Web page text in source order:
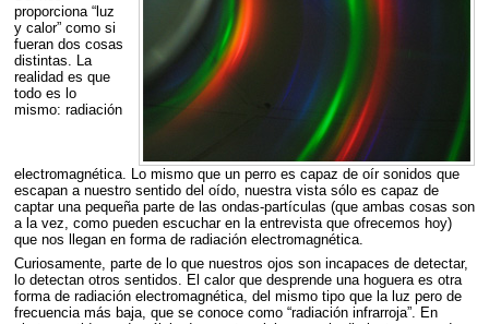
proporciona “luz
y calor” como si
fueran dos cosas
distintas. La
realidad es que
todo es lo
mismo: radiación
electromagnética. Lo mismo que un perro es capaz de oír sonidos que
escapan a nuestro sentido del oído, nuestra vista sólo es capaz de
captar una pequeña parte de las ondas-partículas (que ambas cosas son
a la vez, como pueden escuchar en la entrevista que ofrecemos hoy)
que nos llegan en forma de radiación electromagnética.
Curiosamente, parte de lo que nuestros ojos son incapaces de detectar,
lo detectan otros sentidos. El calor que desprende una hoguera es otra
forma de radiación electromagnética, del mismo tipo que la luz pero de
frecuencia más baja, que se conoce como “radiación infrarroja”. En